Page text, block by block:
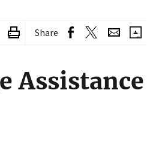
Share
Assistance